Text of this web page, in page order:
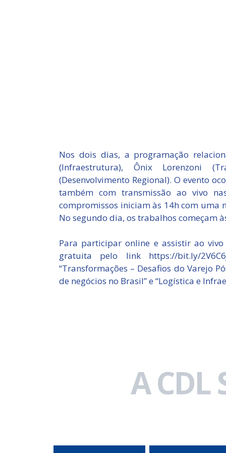
Nos dois dias, a programação
(Infraestrutura), Ônix Lorenzoni
(Desenvolvimento Regional). O evento
também com transmissão ao vivo
compromissos iniciam às 14h com uma
No segundo dia, os trabalhos começam
Para participar online e assistir ao
gratuita pelo link https://bit.ly/
“Transformações – Desafios do Varejo
de negócios no Brasil” e “Logística e
A CDL